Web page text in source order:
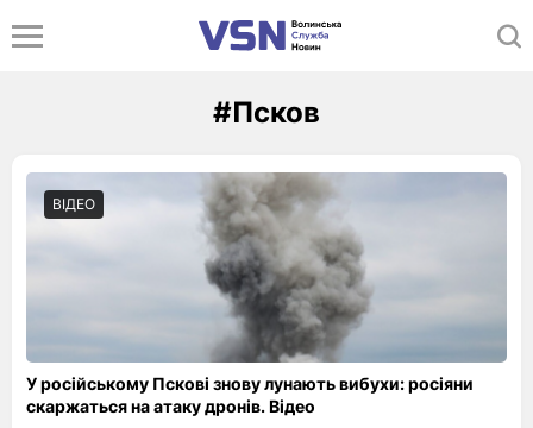
#Псков
ВІДЕО
У російському Пскові знову лунають вибухи: росіяни
скаржаться на атаку дронів. Відео